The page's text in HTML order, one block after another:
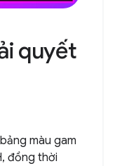
quyết
màu gam
đồng thời